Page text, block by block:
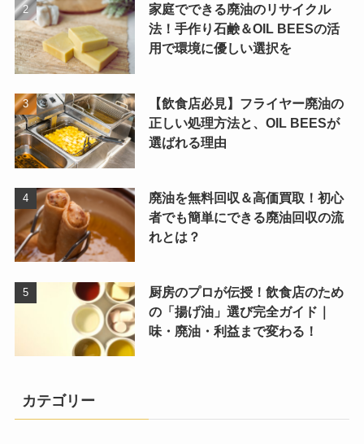
家庭でできる廃油のリサイクル
法！手作り石鹸＆OIL BEESの活
用で環境に優しい選択を
【飲食店必見】フライヤー廃油の
正しい処理方法と、OIL BEESが
選ばれる理由
廃油を無料回収＆高価買取！初心
者でも簡単にできる廃油回収の流
れとは？
厨房のプロが伝授！飲食店のため
の「揚げ油」選び完全ガイド｜
味・廃油・利益まで変わる！
カテゴリー